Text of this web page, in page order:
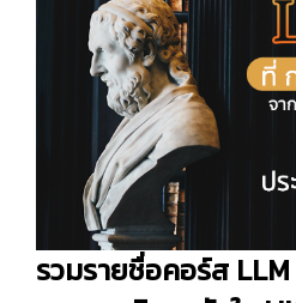
รวมรายชื่อคอร์ส